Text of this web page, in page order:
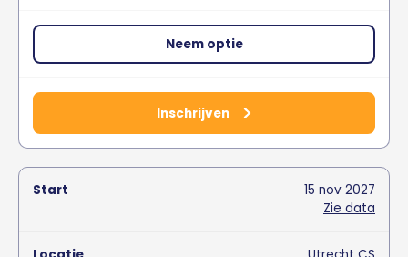
Neem optie
Inschrijven
15 nov 2027
Zie data